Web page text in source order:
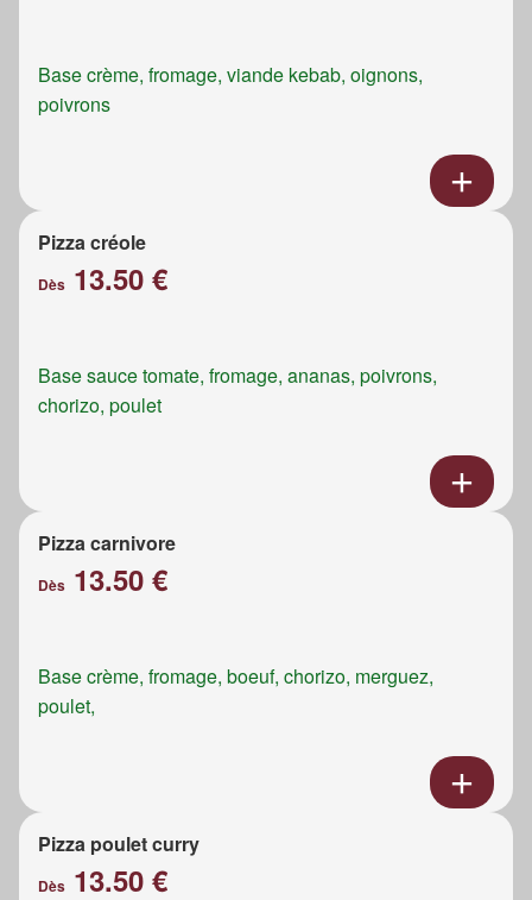
Base crème, fromage, viande kebab, oignons,
poivrons
Pizza créole
Dès 13.50 €
Base sauce tomate, fromage, ananas, poivrons,
chorizo, poulet
Pizza carnivore
Dès 13.50 €
Base crème, fromage, boeuf, chorizo, merguez,
poulet,
Pizza poulet curry
Dès 13.50 €